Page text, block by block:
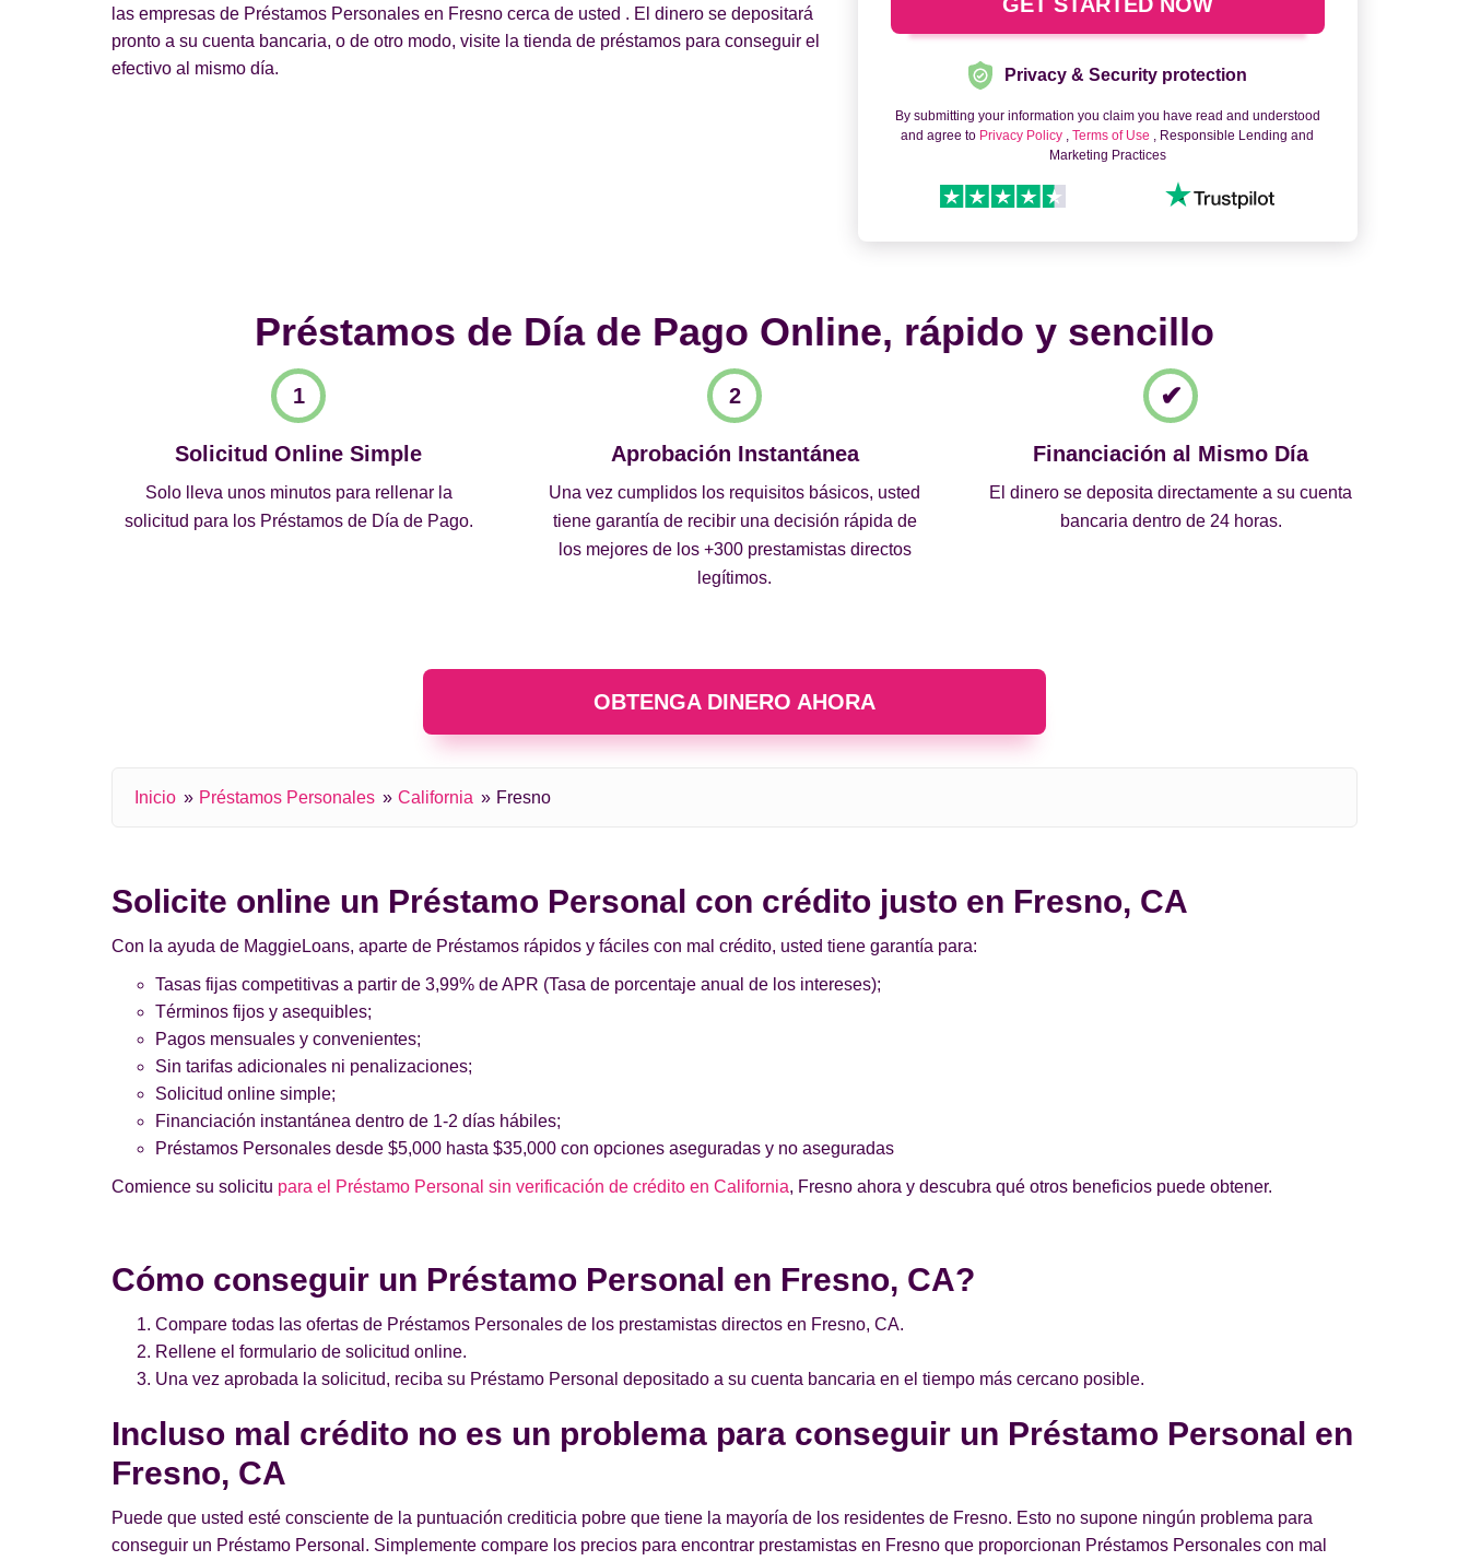
las empresas de Préstamos Personales en Fresno cerca de usted . El dinero se depositará
pronto a su cuenta bancaria, o de otro modo, visite la tienda de préstamos para conseguir el
efectivo al mismo día.
Privacy & Security protection
By submitting your information you claim you have read and understood
and agree to Privacy Policy ,Terms of Use , Responsible Lending and
Marketing Practices
Préstamos de Día de Pago Online, rápido y sencillo
Solicitud Online Simple
Solo lleva unos minutos para rellenar la
solicitud para los Préstamos de Día de Pago.
Aprobación Instantánea
Una vez cumplidos los requisitos básicos, usted
tiene garantía de recibir una decisión rápida de
los mejores de los +300 prestamistas directos
legítimos.
Financiación al Mismo Día
El dinero se deposita directamente a su cuenta
bancaria dentro de 24 horas.
OBTENGA DINERO AHORA
Inicio Préstamos Personales California Fresno
Solicite online un Préstamo Personal con crédito justo en Fresno, CA
Con la ayuda de MaggieLoans, aparte de Préstamos rápidos y fáciles con mal crédito, usted tiene garantía para:
Tasas fijas competitivas a partir de 3,99% de APR (Tasa de porcentaje anual de los intereses);
Términos fijos y asequibles;
Pagos mensuales y convenientes;
Sin tarifas adicionales ni penalizaciones;
Solicitud online simple;
Financiación instantánea dentro de 1-2 días hábiles;
Préstamos Personales desde $5,000 hasta $35,000 con opciones aseguradas y no aseguradas
Comience su solicitu para el Préstamo Personal sin verificación de crédito en California, Fresno ahora y descubra qué otros beneficios puede obtener.
Cómo conseguir un Préstamo Personal en Fresno, CA?
Compare todas las ofertas de Préstamos Personales de los prestamistas directos en Fresno, CA.
Rellene el formulario de solicitud online.
Una vez aprobada la solicitud, reciba su Préstamo Personal depositado a su cuenta bancaria en el tiempo más cercano posible.
Incluso mal crédito no es un problema para conseguir un Préstamo Personal en
Fresno, CA
Puede que usted esté consciente de la puntuación crediticia pobre que tiene la mayoría de los residentes de Fresno. Esto no supone ningún problema para
conseguir un Préstamo Personal. Simplemente compare los precios para encontrar prestamistas en Fresno que proporcionan Préstamos Personales con mal